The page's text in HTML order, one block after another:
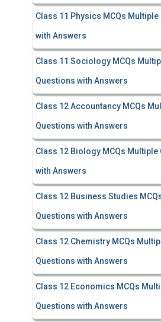
Class 11 Physics MCQs
with Answers
Class 11 Sociology MCQs
Questions with Answers
Class 12 Accountancy MCQs
Questions with Answers
Class 12 Biology MCQs
with Answers
Class 12 Business Studies
Questions with Answers
Class 12 Chemistry MCQs
Questions with Answers
Class 12 Economics MCQs
Questions with Answers